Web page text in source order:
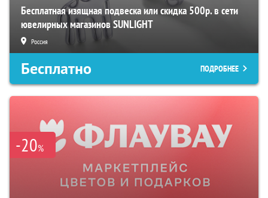
Бесплатная изящная подвеска или скидка 500р. в сети
ювелирных магазинов SUNLIGHT
Россия
Бесплатно ПОДРОБНЕЕ
-20%